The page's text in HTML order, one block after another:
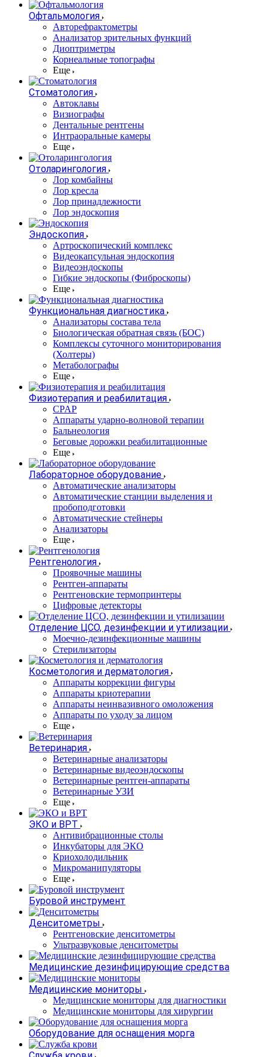
Офтальмология
Авторефрактометры
Анализатор зрительных функций
Диоптриметры
Корнеальные топографы
Еще
Стоматология
Автоклавы
Визиографы
Дентальные рентгены
Интраоральные камеры
Еще
Отоларингология
Лор комбайны
Лор кресла
Лор принадлежности
Лор эндоскопия
Эндоскопия
Артроскопический комплекс
Видеокапсульная эндоскопия
Видеоэндоскопы
Гибкие эндоскопы (Фиброcкопы)
Еще
Функциональная диагностика
Анализаторы состава тела
Биологическая обратная связь (БОС)
Комплексы суточного мониторирования
(Холтеры)
Метаболографы
Еще
Физиотерапия и реабилитация
CPAP
Аппараты ударно-волновой терапии
Бальнеология
Беговые дорожки реабилитационные
Еще
Лабораторное оборудование
Автоматические анализаторы
Автоматические станции выделения и
пробоподготовки
Автоматические стейнеры
Анализаторы
Еще
Рентгенология
Проявочные машины
Рентген-аппараты
Рентгеновские термопринтеры
Цифровые детекторы
Отделение ЦСО, дезинфекции и утилизации
Моечно-дезинфекционные машины
Стерилизаторы
Косметология и дерматология
Аппараты коррекции фигуры
Аппараты криотерапии
Аппараты неинвазивного омоложения
Аппараты по уходу за лицом
Еще
Ветеринария
Ветеринарные анализаторы
Ветеринарные видеоэндоскопы
Ветеринарные рентген-аппараты
Ветеринарные УЗИ
Еще
ЭКО и ВРТ
Антивибрационные столы
Инкубаторы для ЭКО
Криохолодильник
Микроманипуляторы
Еще
Буровой инструмент
Денситометры
Рентгеновские денситометры
Ультразвуковые денситометры
Медицинские дезинфицирующие средства
Медицинские мониторы
Медицинские мониторы для диагностики
Медицинские мониторы для хирургии
Оборудование для оснащения морга